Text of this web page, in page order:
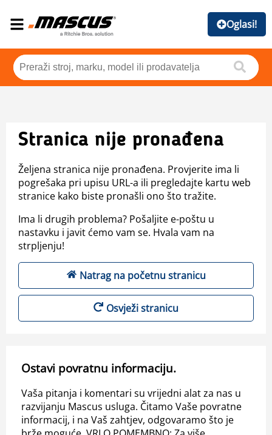
Oglasi!
Stranica nije pronađena
Željena stranica nije pronađena. Provjerite ima li
pogrešaka pri upisu URL-a ili pregledajte kartu web
stranice kako biste pronašli ono što tražite.
Ima li drugih problema? Pošaljite e-poštu u
nastavku i javit ćemo vam se. Hvala vam na
strpljenju!
Natrag na početnu stranicu
Osvježi stranicu
Ostavi povratnu informaciju.
Vaša pitanja i komentari su vrijedni alat za nas u
razvijanju Mascus usluga. Čitamo Vaše povratne
informacij, i na Vaš zahtjev, odgovaramo što je